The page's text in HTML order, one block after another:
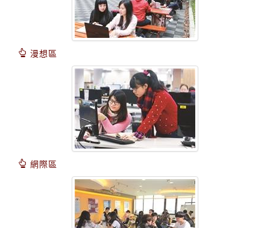
漫想區
網際區